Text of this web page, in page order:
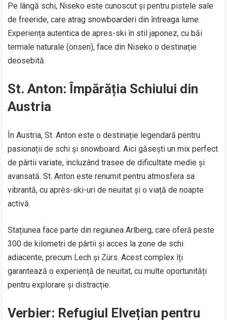
Pe lângă schi, Niseko este cunoscut și pentru pistele sale
de freeride, care atrag snowboarderi din întreaga lume.
Experiența autentica de apres-ski în stil japonez, cu băi
termale naturale (onsen), face din Niseko o destinație
deosebită.
St. Anton: Împărăția Schiului din
Austria
În Austria, St. Anton este o destinație legendară pentru
pasionații de schi și snowboard. Aici găsești un mix perfect
de pârtii variate, incluzând trasee de dificultate medie și
avansată. St. Anton este renumit pentru atmosfera sa
vibrantă, cu après-ski-uri de neuitat și o viață de noapte
activă.
Stațiunea face parte din regiunea Arlberg, care oferă peste
300 de kilometri de pârtii și acces la zone de schi
adiacente, precum Lech și Zürs. Acest complex îți
garantează o experiență de neuitat, cu multe oportunități
pentru explorare și distracție.
Verbier: Refugiul Elvețian pentru